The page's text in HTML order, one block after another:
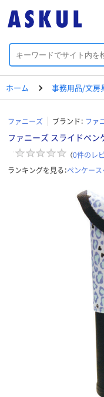
ホーム 事務用品/文房
ファニーズ ブランド： ファ
ファニーズ スライドペン
（0件のレ
ランキングを見る：ペンケース